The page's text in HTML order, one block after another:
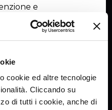
cookie ed altre tecnologie
Cliccando su
di tutti i cookie, anche di
e
club la solidità al
l’esigenza di
di un ciclo con
la società a
come una